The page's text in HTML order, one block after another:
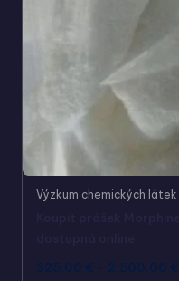
Výzkum chemických látek
325,00 € - 2.500,00 €